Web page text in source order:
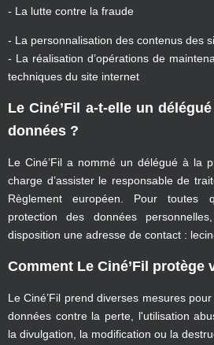
- La lutte contre la fraude
- La personnalisation des contenus des
- La réalisation d’opérations de
techniques du site internet
Le Ciné’Fil a-t-elle un
données ?
Le Ciné’Fil a nommé un délégué à la
charge d’assister le responsable de
Règlement européen. Pour toutes
protection des données
disposition une adresse de contact :
Comment Le Ciné’Fil protège
Le Ciné’Fil prend diverses mesures
données contre la perte, l'utilisation
la divulgation, la modification ou la